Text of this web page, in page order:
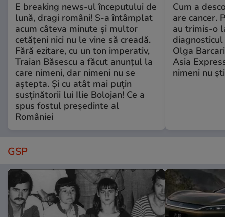
E breaking news-ul începutului de
lună, dragi români! S-a întâmplat
acum câteva minute și multor
cetățeni nici nu le vine să creadă.
Fără ezitare, cu un ton imperativ,
Traian Băsescu a făcut anunțul la
care nimeni, dar nimeni nu se
aștepta. Și cu atât mai puțin
susținătorii lui Ilie Bolojan! Ce a
spus fostul președinte al
României
Cum a
are cancer.
au trimis-o
Olga
Asia
nimeni nu
GSP